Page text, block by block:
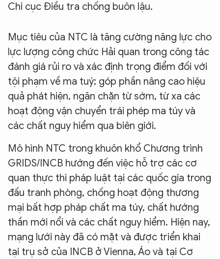
Chi cục Điều tra chống buôn lậu.
Mục tiêu của NTC là tăng cường năng lực cho
lực lượng công chức Hải quan trong công tác
đánh giá rủi ro và xác định trọng điểm đối với
tội phạm về ma tuý; góp phần nâng cao hiệu
quả phát hiện, ngăn chặn từ sớm, từ xa các
hoạt động vận chuyển trái phép ma túy và
các chất nguy hiểm qua biên giới.
Mô hình NTC trong khuôn khổ Chương trình
GRIDS/INCB hướng đến việc hỗ trợ các cơ
quan thực thi pháp luật tại các quốc gia trong
đấu tranh phòng, chống hoạt động thương
mại bất hợp pháp chất ma túy, chất hướng
thần mới nổi và các chất nguy hiểm. Hiện nay,
mạng lưới này đã có mặt và được triển khai
tại trụ sở của INCB ở Vienna, Áo và tại Cơ